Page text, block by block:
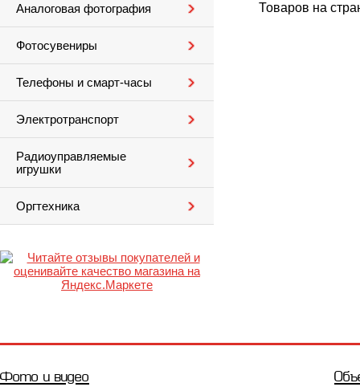
Аналоговая фотография
Фотосувениры
Телефоны и смарт-часы
Электротранспорт
Радиоуправляемые
игрушки
Оргтехника
Товаров на
Фото и видео